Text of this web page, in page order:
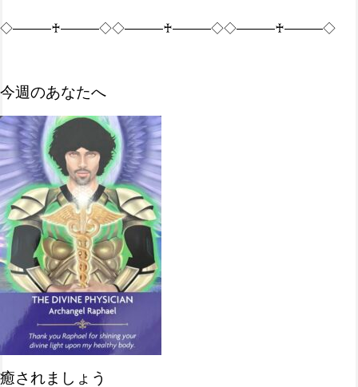
◇―――♰―――◇◇―――♰―――◇◇―――♰―――◇
今週のあなたへ
癒されましょう